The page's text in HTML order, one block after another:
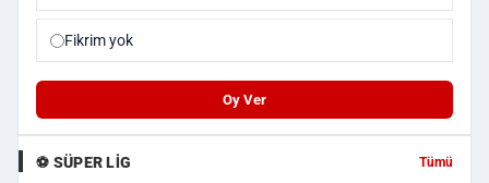
Fikrim yok
Oy Ver
⚽ SÜPER LIG Tümü